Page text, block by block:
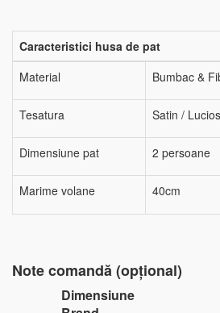
Caracteristici husa de pat
Material
Bumbac &
Tesatura Satin / Lucios
Dimensiune pat 2 persoane
Marime volane 40cm
Note comandă (opțional)
Dimensiune